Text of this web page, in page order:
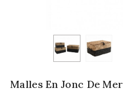
Malles En Jonc De